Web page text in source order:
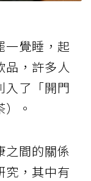
一覺睡，起
，許多人
入了「開門
。
之間的關係
究，其中有